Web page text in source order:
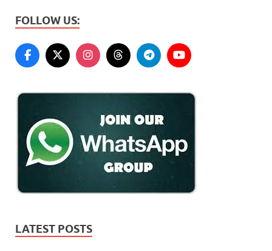
FOLLOW US:
LATEST POSTS